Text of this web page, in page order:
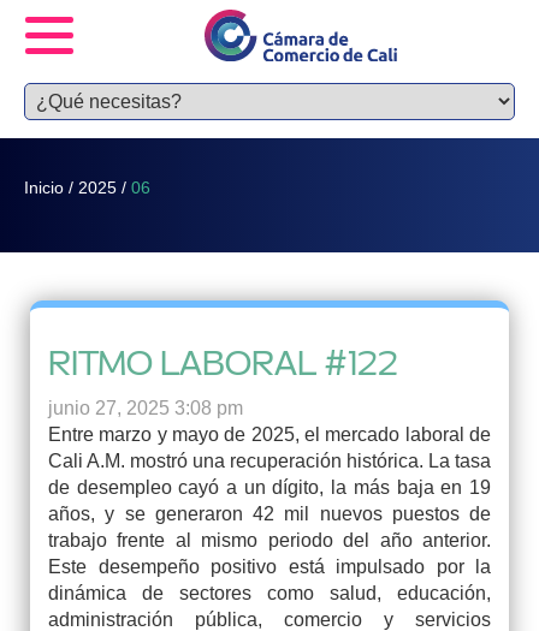
Inicio / 2025 / 06
RITMO LABORAL #122
junio 27, 2025 3:08 pm
Entre marzo y mayo de 2025, el mercado laboral de
Cali A.M. mostró una recuperación histórica. La tasa
de desempleo cayó a un dígito, la más baja en 19
años, y se generaron 42 mil nuevos puestos de
trabajo frente al mismo periodo del año anterior.
Este desempeño positivo está impulsado por la
dinámica de sectores como salud, educación,
administración pública, comercio y servicios